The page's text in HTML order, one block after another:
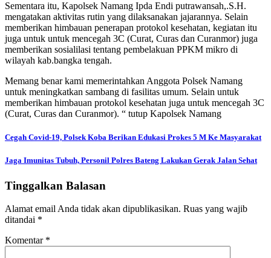
Sementara itu, Kapolsek Namang Ipda Endi putrawansah,.S.H.
mengatakan aktivitas rutin yang dilaksanakan jajarannya. Selain
memberikan himbauan penerapan protokol kesehatan, kegiatan itu
juga untuk untuk mencegah 3C (Curat, Curas dan Curanmor) juga
memberikan sosialilasi tentang pembelakuan PPKM mikro di
wilayah kab.bangka tengah.
Memang benar kami memerintahkan Anggota Polsek Namang
untuk meningkatkan sambang di fasilitas umum. Selain untuk
memberikan himbauan protokol kesehatan juga untuk mencegah 3C
(Curat, Curas dan Curanmor). “ tutup Kapolsek Namang
Navigasi
pos
Cegah Covid-19, Polsek Koba Berikan Edukasi Prokes 5 M Ke Masyarakat
Jaga Imunitas Tubuh, Personil Polres Bateng Lakukan Gerak Jalan Sehat
Tinggalkan Balasan
Alamat email Anda tidak akan dipublikasikan. Ruas yang wajib
ditandai *
Komentar *